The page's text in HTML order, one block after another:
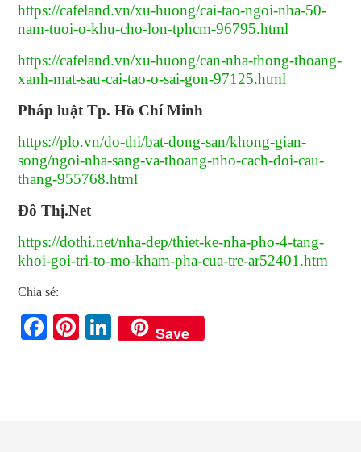
https://cafeland.vn/xu-huong/cai-tao-ngoi-nha-50-
nam-tuoi-o-khu-cho-lon-tphcm-96795.html
https://cafeland.vn/xu-huong/can-nha-thong-thoang-
xanh-mat-sau-cai-tao-o-sai-gon-97125.html
Pháp luật Tp. Hồ Chí Minh
https://plo.vn/do-thi/bat-dong-san/khong-gian-
song/ngoi-nha-sang-va-thoang-nho-cach-doi-cau-
thang-955768.html
Đô Thị.Net
https://dothi.net/nha-dep/thiet-ke-nha-pho-4-tang-
khoi-goi-tri-to-mo-kham-pha-cua-tre-ar52401.htm
Chia sẻ:
Facebook
Pinterest
LinkedIn
Save